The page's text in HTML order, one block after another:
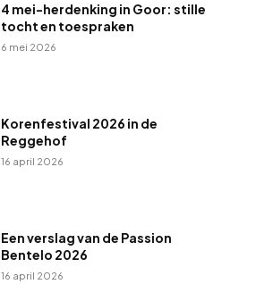
4 mei-herdenking in Goor: stille
tocht en toespraken
6 mei 2026
Korenfestival 2026 in de
Reggehof
16 april 2026
Een verslag van de Passion
Bentelo 2026
16 april 2026